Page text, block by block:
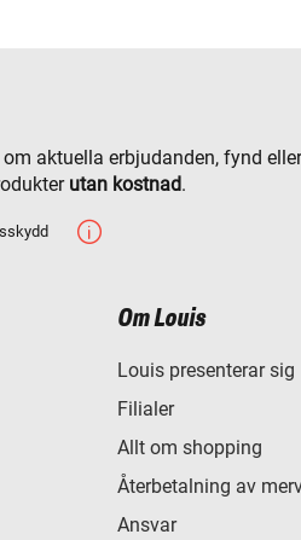
aktuella erbjudanden, fynd
utan kostnad.
Om Louis
Louis presenterar sig
Filialer
Allt om shopping
Återbetalning av
Ansvar